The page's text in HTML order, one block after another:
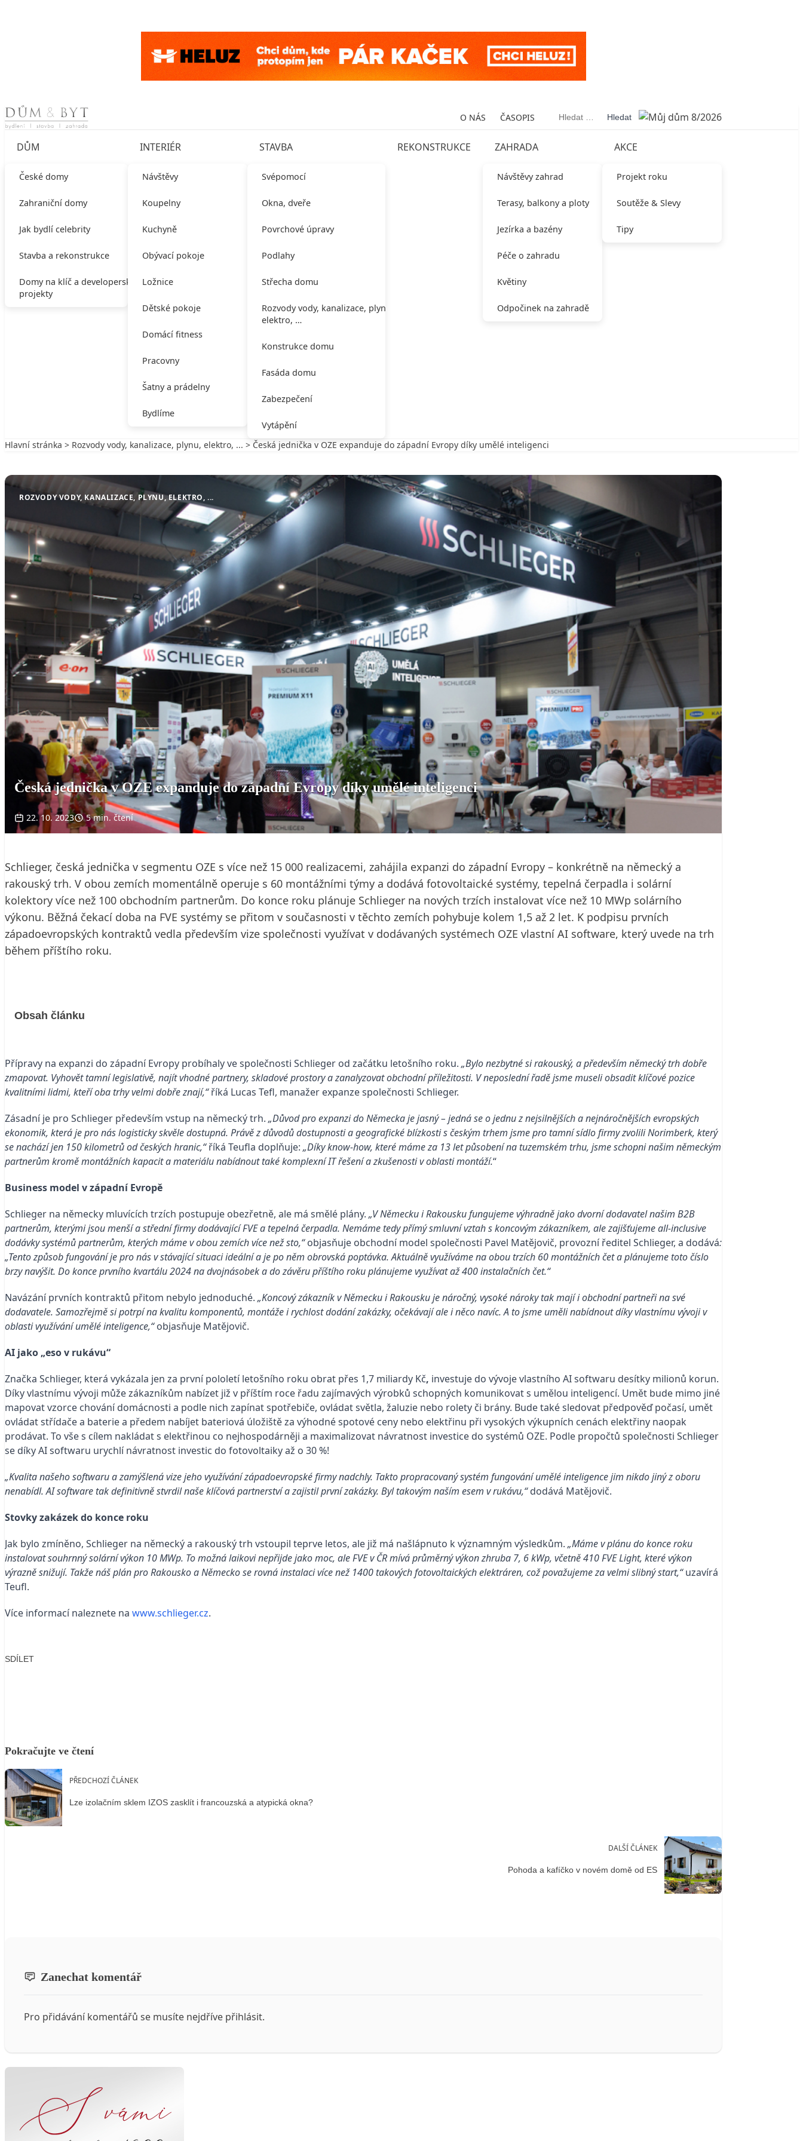
Skip to content O NÁS ČASOPIS Vyhledávání
DŮM
České domy
Zahraniční domy
Jak bydlí celebrity
Stavba a rekonstrukce
Domy na klíč a developerské
projekty
INTERIÉR
Návštěvy
Koupelny
Kuchyně
Obývací pokoje
Ložnice
Dětské pokoje
Domácí fitness
Pracovny
Šatny a prádelny
Bydlíme
STAVBA
Svépomocí
Okna, dveře
Povrchové úpravy
Podlahy
Střecha domu
Rozvody vody, kanalizace, plynu,
elektro, …
Konstrukce domu
Fasáda domu
Zabezpečení
Vytápění
REKONSTRUKCE ZAHRADA
Návštěvy zahrad
Terasy, balkony a ploty
Jezírka a bazény
Péče o zahradu
Květiny
Odpočinek na zahradě
AKCE
Projekt roku
Soutěže & Slevy
Tipy
Hlavní stránka > Rozvody vody, kanalizace, plynu, elektro, ... > Česká jednička v OZE expanduje do západní Evropy díky umělé inteligenci
ROZVODY VODY, KANALIZACE, PLYNU, ELEKTRO, ...
Česká jednička v OZE expanduje do západní Evropy díky umělé inteligenci
22. 10. 2023 5 min. čtení
Schlieger, česká jednička v segmentu OZE s více než 15 000 realizacemi, zahájila expanzi do západní Evropy – konkrétně na německý a
rakouský trh. V obou zemích momentálně operuje s 60 montážními týmy a dodává fotovoltaické systémy, tepelná čerpadla i solární
kolektory více než 100 obchodním partnerům. Do konce roku plánuje Schlieger na nových trzích instalovat více než 10 MWp solárního
výkonu. Běžná čekací doba na FVE systémy se přitom v současnosti v těchto zemích pohybuje kolem 1,5 až 2 let. K podpisu prvních
západoevropských kontraktů vedla především vize společnosti využívat v dodávaných systémech OZE vlastní AI software, který uvede na trh
během příštího roku.
Obsah článku
Přípravy na expanzi do západní Evropy probíhaly ve společnosti Schlieger od začátku letošního roku. „Bylo nezbytné si rakouský, a především německý trh dobře
zmapovat. Vyhovět tamní legislativě, najít vhodné partnery, skladové prostory a zanalyzovat obchodní příležitosti. V neposlední řadě jsme museli obsadit klíčové pozice
kvalitními lidmi, kteří oba trhy velmi dobře znají,“říká Lucas Tefl, manažer expanze společnosti Schlieger.
Zásadní je pro Schlieger především vstup na německý trh. „Důvod pro expanzi do Německa je jasný – jedná se o jednu z nejsilnějších a nejnáročnějších evropských
ekonomik, která je pro nás logisticky skvěle dostupná. Právě z důvodů dostupnosti a geografické blízkosti s českým trhem jsme pro tamní sídlo firmy zvolili Norimberk, který
se nachází jen 150 kilometrů od českých hranic,“říká Teufla doplňuje: „Díky know-how, které máme za 13 let působení na tuzemském trhu, jsme schopni našim německým
partnerům kromě montážních kapacit a materiálu nabídnout také komplexní IT řešení a zkušenosti v oblasti montáží.“
Business model v západní Evropě
Schlieger na německy mluvících trzích postupuje obezřetně, ale má smělé plány. „V Německu i Rakousku fungujeme výhradně jako dvorní dodavatel našim B2B
partnerům, kterými jsou menší a střední firmy dodávající FVE a tepelná čerpadla. Nemáme tedy přímý smluvní vztah s koncovým zákazníkem, ale zajišťujeme all-inclusive
dodávky systémů partnerům, kterých máme v obou zemích více než sto,“objasňuje obchodní model společnosti Pavel Matějovič, provozní ředitel Schlieger, a dodává:
„Tento způsob fungování je pro nás v stávající situaci ideální a je po něm obrovská poptávka. Aktuálně využíváme na obou trzích 60 montážních čet a plánujeme toto číslo
brzy navýšit. Do konce prvního kvartálu 2024 na dvojnásobek a do závěru příštího roku plánujeme využívat až 400 instalačních čet.“
Navázání prvních kontraktů přitom nebylo jednoduché. „Koncový zákazník v Německu i Rakousku je náročný, vysoké nároky tak mají i obchodní partneři na své
dodavatele. Samozřejmě si potrpí na kvalitu komponentů, montáže i rychlost dodání zakázky, očekávají ale i něco navíc. A to jsme uměli nabídnout díky vlastnímu vývoji v
oblasti využívání umělé inteligence,“objasňuje Matějovič.
AI jako „eso v rukávu“
Značka Schlieger, která vykázala jen za první pololetí letošního roku obrat přes 1,7 miliardy Kč, investuje do vývoje vlastního AI softwaru desítky milionů korun.
Díky vlastnímu vývoji může zákazníkům nabízet již v příštím roce řadu zajímavých výrobků schopných komunikovat s umělou inteligencí. Umět bude mimo jiné
mapovat vzorce chování domácnosti a podle nich zapínat spotřebiče, ovládat světla, žaluzie nebo rolety či brány. Bude také sledovat předpověď počasí, umět
ovládat střídače a baterie a předem nabíjet bateriová úložiště za výhodné spotové ceny nebo elektřinu při vysokých výkupních cenách elektřiny naopak
prodávat. To vše s cílem nakládat s elektřinou co nejhospodárněji a maximalizovat návratnost investice do systémů OZE. Podle propočtů společnosti Schlieger
se díky AI softwaru urychlí návratnost investic do fotovoltaiky až o 30 %!
„Kvalita našeho softwaru a zamýšlená vize jeho využívání západoevropské firmy nadchly. Takto propracovaný systém fungování umělé inteligence jim nikdo jiný z oboru
nenabídl. AI software tak definitivně stvrdil naše klíčová partnerství a zajistil první zakázky. Byl takovým naším esem v rukávu,“dodává Matějovič.
Stovky zakázek do konce roku
Jak bylo zmíněno, Schlieger na německý a rakouský trh vstoupil teprve letos, ale již má našlápnuto k významným výsledkům. „Máme v plánu do konce roku
instalovat souhrnný solární výkon 10 MWp. To možná laikovi nepřijde jako moc, ale FVE v ČR mívá průměrný výkon zhruba 7, 6 kWp, včetně 410 FVE Light, které výkon
výrazně snižují. Takže náš plán pro Rakousko a Německo se rovná instalaci více než 1400 takových fotovoltaických elektráren, což považujeme za velmi slibný start,“uzavírá
Teufl.
Více informací naleznete na www.schlieger.cz.
SDÍLET
Pokračujte ve čtení
PŘEDCHOZÍ ČLÁNEK
Lze izolačním sklem IZOS zasklít i francouzská a atypická okna?
DALŠÍ ČLÁNEK
Pohoda a kafíčko v novém domě od ES
Zanechat komentář
Pro přidávání komentářů se musíte nejdříve přihlásit.